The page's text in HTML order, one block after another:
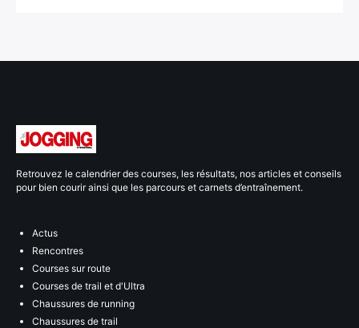
Retrouvez le calendrier des courses, les résultats, nos articles et conseils
pour bien courir ainsi que les parcours et carnets d’entraînement.
Actus
Rencontres
Courses sur route
Courses de trail et d'Ultra
Chaussures de running
Chaussures de trail